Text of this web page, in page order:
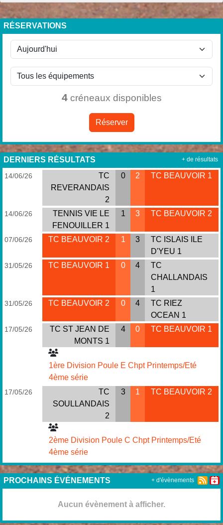
RÉSERVATIONS
4créneaux disponibles
Réserver
DERNIERS RÉSULTATS
14/06/26
TC
REVERANDAIS
2
0 2 TC BEAUVOIR 1
14/06/26
TENNIS VIE LE
FENOUILLER 1
1 3 TC BEAUVOIR 2
07/06/26 TC BEAUVOIR 2 1 3
TC ISLAIS ILE
D'YEU 1
31/05/26 TC BEAUVOIR 1 0 4
TC
CHALLANDAIS
1
31/05/26 TC BEAUVOIR 2 0 4
TC RIEZ
OCEAN 1
17/05/26
TC ST JEAN DE
MONTS 1
4 0 TC BEAUVOIR 1
1ère Division Poule E Chpt Printemps/Eté
4ème série
17/05/26
TC
SOULLANDAIS
2
3 1 TC BEAUVOIR 2
2ème Division Poule C Chpt Printemps/Eté
4ème série
+ de résultats
PROCHAINS ÉVÉNEMENTS
Aucun évènement à afficher.
+ d'évènements